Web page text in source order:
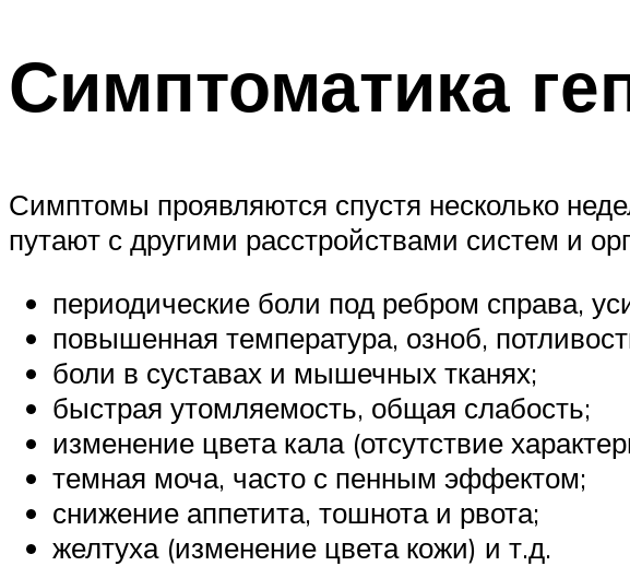
Симптоматика
Симптомы проявляются спустя несколько
путают с другими расстройствами систем и
периодические боли под ребром справа,
повышенная температура, озноб,
боли в суставах и мышечных тканях;
быстрая утомляемость, общая слабость;
изменение цвета кала (отсутствие
темная моча, часто с пенным эффектом;
снижение аппетита, тошнота и рвота;
желтуха (изменение цвета кожи) и т.д.